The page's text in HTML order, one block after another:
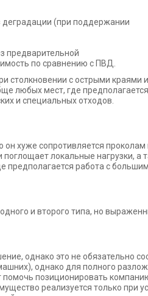
деградации (при поддержании
предварительной
по сравнению с ПВД.
столкновении с острыми
любых мест, где
и специальных отходов.
хуже сопротивляется
локальные нагрузки,
предполагается работа с
и второго типа, но
однако это не обязательно
однако для полного
позиционировать
реализуется только при